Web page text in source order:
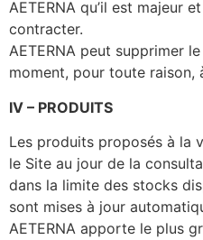
AETERNA qu’il est majeur
contracter.
AETERNA peut supprimer
moment, pour toute raison,
IV – PRODUITS
Les produits proposés à la
le Site au jour de la
dans la limite des stocks
sont mises à jour
AETERNA apporte le plus